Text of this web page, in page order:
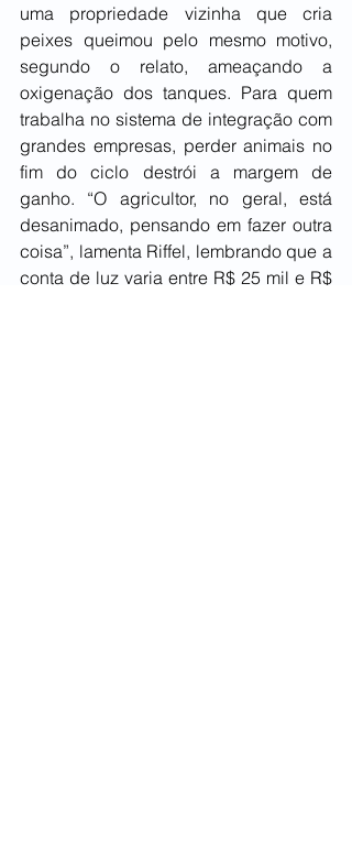
uma propriedade vizinha que cria
peixes queimou pelo mesmo motivo,
segundo o relato, ameaçando a
oxigenação dos tanques. Para quem
trabalha no sistema de integração com
grandes empresas, perder animais no
fim do ciclo destrói a margem de
ganho. “O agricultor, no geral, está
desanimado, pensando em fazer outra
coisa”, lamenta Riffel, lembrando que a
conta de luz varia entre R$ 25 mil e R$